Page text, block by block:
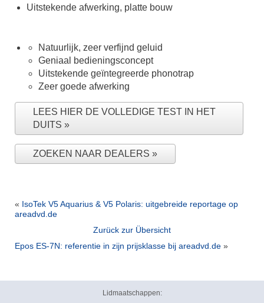
Uitstekende afwerking, platte bouw
Natuurlijk, zeer verfijnd geluid
Geniaal bedieningsconcept
Uitstekende geïntegreerde phonotrap
Zeer goede afwerking
LEES HIER DE VOLLEDIGE TEST IN HET
DUITS
ZOEKEN NAAR DEALERS
« IsoTek V5 Aquarius & V5 Polaris: uitgebreide reportage op
areadvd.de
Zurück zur Übersicht
Epos ES-7N: referentie in zijn prijsklasse bij areadvd.de »
Lidmaatschappen: